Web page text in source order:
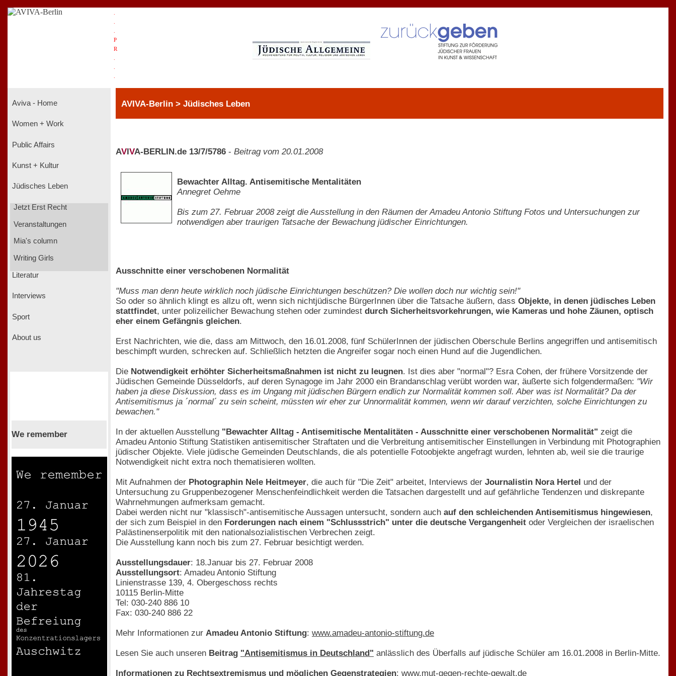
P
R
Aviva - Home
Women + Work
Public Affairs
Kunst + Kultur
Jüdisches Leben
Jetzt Erst Recht
Veranstaltungen
Mia's column
Writing Girls
Literatur
Interviews
Sport
About us
We remember
AVIVA-Berlin > Jüdisches Leben
AV VA-BERLIN.de 13/7/5786 - Beitrag vom 20.01.2008
Bewachter Alltag. Antisemitische Mentalitäten
Annegret Oehme
Bis zum 27. Februar 2008 zeigt die Ausstellung in den Räumen der Amadeu Antonio Stiftung Fotos und Untersuchungen zur
notwendigen aber traurigen Tatsache der Bewachung jüdischer Einrichtungen.
Ausschnitte einer verschobenen Normalität
"Muss man denn heute wirklich noch jüdische Einrichtungen beschützen? Die wollen doch nur wichtig sein!"
So oder so ähnlich klingt es allzu oft, wenn sich nichtjüdische BürgerInnen über die Tatsache äußern, dass Objekte, in denen jüdisches Leben
stattfindet, unter polizeilicher Bewachung stehen oder zumindest durch Sicherheitsvorkehrungen, wie Kameras und hohe Zäunen, optisch
eher einem Gefängnis gleichen.
Erst Nachrichten, wie die, dass am Mittwoch, den 16.01.2008, fünf SchülerInnen der jüdischen Oberschule Berlins angegriffen und antisemitisch
beschimpft wurden, schrecken auf. Schließlich hetzten die Angreifer sogar noch einen Hund auf die Jugendlichen.
Die Notwendigkeit erhöhter Sicherheitsmaßnahmen ist nicht zu leugnen. Ist dies aber "normal"? Esra Cohen, der frühere Vorsitzende der
Jüdischen Gemeinde Düsseldorfs, auf deren Synagoge im Jahr 2000 ein Brandanschlag verübt worden war, äußerte sich folgendermaßen: "Wir
haben ja diese Diskussion, dass es im Ungang mit jüdischen Bürgern endlich zur Normalität kommen soll. Aber was ist Normalität? Da der
Antisemitismus ja ´normal´ zu sein scheint, müssten wir eher zur Unnormalität kommen, wenn wir darauf verzichten, solche Einrichtungen zu
bewachen."
In der aktuellen Ausstellung "Bewachter Alltag - Antisemitische Mentalitäten - Ausschnitte einer verschobenen Normalität" zeigt die
Amadeu Antonio Stiftung Statistiken antisemitischer Straftaten und die Verbreitung antisemitischer Einstellungen in Verbindung mit Photographien
jüdischer Objekte. Viele jüdische Gemeinden Deutschlands, die als potentielle Fotoobjekte angefragt wurden, lehnten ab, weil sie die traurige
Notwendigkeit nicht extra noch thematisieren wollten.
Mit Aufnahmen der Photographin Nele Heitmeyer, die auch für "Die Zeit" arbeitet, Interviews der Journalistin Nora Hertel und der
Untersuchung zu Gruppenbezogener Menschenfeindlichkeit werden die Tatsachen dargestellt und auf gefährliche Tendenzen und diskrepante
Wahrnehmungen aufmerksam gemacht.
Dabei werden nicht nur "klassisch"-antisemitische Aussagen untersucht, sondern auch auf den schleichenden Antisemitismus hingewiesen,
der sich zum Beispiel in den Forderungen nach einem "Schlussstrich" unter die deutsche Vergangenheit oder Vergleichen der israelischen
Palästinenserpolitik mit den nationalsozialistischen Verbrechen zeigt.
Die Ausstellung kann noch bis zum 27. Februar besichtigt werden.
Ausstellungsdauer: 18.Januar bis 27. Februar 2008
Ausstellungsort: Amadeu Antonio Stiftung
Linienstrasse 139, 4. Obergeschoss rechts
10115 Berlin-Mitte
Tel: 030-240 886 10
Fax: 030-240 886 22
Mehr Informationen zur Amadeu Antonio Stiftung: www.amadeu-antonio-stiftung.de
Lesen Sie auch unseren Beitrag "Antisemitismus in Deutschland" anlässlich des Überfalls auf jüdische Schüler am 16.01.2008 in Berlin-Mitte.
Informationen zu Rechtsextremismus und möglichen Gegenstrategien: www.mut-gegen-rechte-gewalt.de